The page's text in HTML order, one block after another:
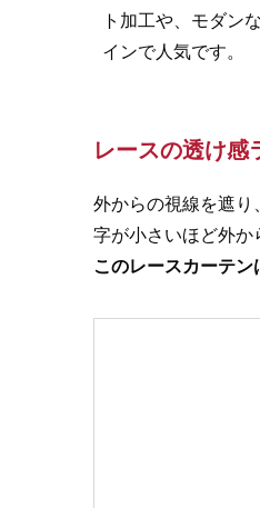
ト加工や、モダン
インで人気です。
レースの透け感
外からの視線を遮り
字が小さいほど外か
このレースカーテン